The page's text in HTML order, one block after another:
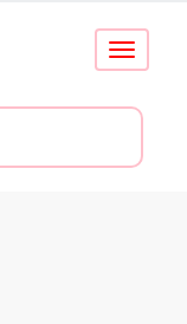
Conmutar